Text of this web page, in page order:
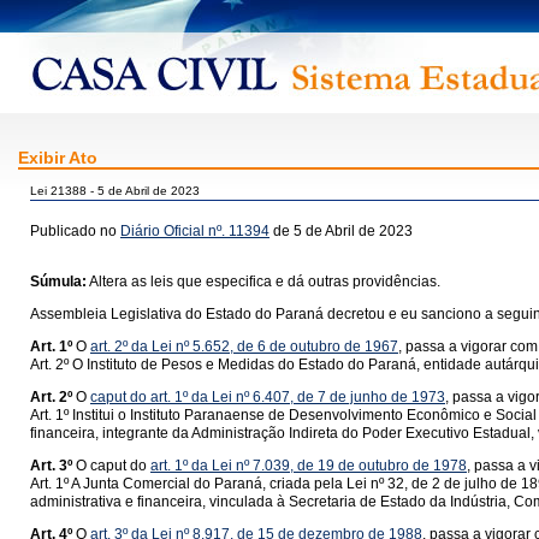
Exibir Ato
Lei 21388 - 5 de Abril de 2023
Publicado no Diário Oficial nº. 11394 de 5 de Abril de 2023
Súmula: Altera as leis que especifica e dá outras providências.
Assembleia Legislativa do Estado do Paraná decretou e eu sanciono a
Art. 1º O art. 2º da Lei nº 5.652, de 6 de outubro de 1967, passa a vigorar
Art. 2º O Instituto de Pesos e Medidas do Estado do Paraná, entidade
Art. 2º O caput do art. 1º da Lei nº 6.407, de 7 de junho de 1973, passa a
Art. 1º Institui o Instituto Paranaense de Desenvolvimento Econômico e
financeira, integrante da Administração Indireta do Poder Executivo
Art. 3º O caput do art. 1º da Lei nº 7.039, de 19 de outubro de 1978, passa a
Art. 1º A Junta Comercial do Paraná, criada pela Lei nº 32, de 2 de julho de
administrativa e financeira, vinculada à Secretaria de Estado da Indústria,
Art. 4º O art. 3º da Lei nº 8.917, de 15 de dezembro de 1988, passa a vigorar